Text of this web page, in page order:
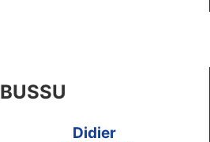
BUSSU
Didier